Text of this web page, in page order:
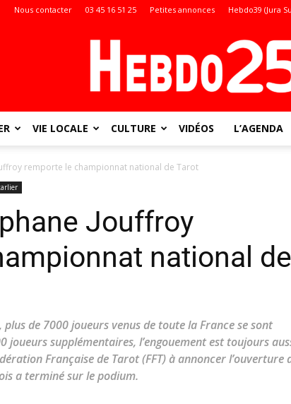
Nous contacter 03 45 16 51 25 Petites annonces Hebdo39 (Jura
toute
VIE LOCALE CULTURE VIDÉOS L’AGENDA
remporte le championnat national de Tarot
Jouffroy
national de
de 7000 joueurs venus de toute la France se sont
joueurs supplémentaires, l’engouement est toujours
Française de Tarot (FFT) à annoncer l’ouverture
a terminé sur le podium.